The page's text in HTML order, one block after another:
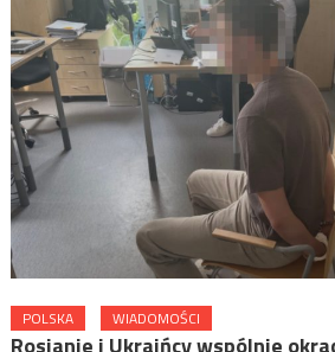
POLSKA WIADOMOŚCI
Rosjanie i Ukraińcy wspólnie